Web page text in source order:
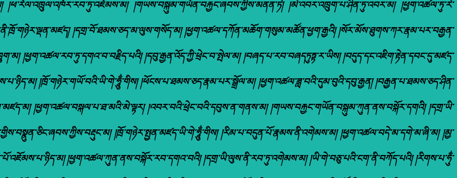
།གཡས་བསྐུམ་གཡོན་བརྐྱང་ཞབས་ཀྱིས་མནན་ཏེ། །མེ་འབར་འཁྲུག་པ་ཤིན་ཏུ་འབར་མ། །ཕྱག་འཚལ་ཏུ་རེ་
།དགྲ་བོ་ཐམས་ཅད་མ་ལུས་གསོད་མ། །ཕྱག་འཚལ་དཀོན་མཆོག་གསུམ་མཚོན་ཕྱག་རྒྱའི། །སོར་མོས་ཐུགས་ཀར་རྣམ་པར་བརྒྱན་
།ཕྱག་འཚལ་རབ་ཏུ་དགའ་བ་བརྗིད་པའི། །དབུ་རྒྱན་འོད་ཀྱི་ཕྲེང་བ་སྤེལ་མ། །བཞད་པ་རབ་བཞདཏུཏྟ་ར་ཡིས། །བདུད་དང་འཇིག་རྟེན་དབང་དུ་མཛད་
།ཁྲོ་གཉེར་གཡོ་བའི་ཡི་གེ་ཧཱུྂ་གིས། །ཕོངས་པ་ཐམས་ཅད་རྣམ་པར་སྒྲོལ་མ། །ཕྱག་འཚལ་ཟླ་བའི་དུམ་བུའི་དབུ་རྒྱན། །བརྒྱན་པ་ཐམས་ཅད་ཤིན་
།ཕྱག་འཚལ་བསྐལ་པ་ཐ་མའི་མེ་ལྟར། །འབར་བའི་ཕྲེང་བའི་དབུས་ན་གནས་མ། །གཡས་བརྐྱང་གཡོན་བསྐུམ་ཀུན་ནས་བསྐོར་དགའི། །དགྲ་ཡི་
།ཁྲོ་གཉེར་སྤྱན་མཛད་ཡི་གེ་ཧཱུྂ་གིས། །རིམ་པ་བདུན་པོ་རྣམས་ནི་འགེམས་མ། །ཕྱག་འཚལ་བདེ་མ་དགེ་མ་ཞི་མ། །མྱ་
།ཕྱག་འཚལ་ཀུན་ནས་བསྐོར་རབ་དགའ་བའི། །དགྲ་ཡི་ལུས་ནི་རབ་ཏུ་འགེམས་མ། །ཡི་གེ་བཅུ་པའི་ངག་ནི་བཀོད་པའི། །རིགས་པ་ཧུྂ་